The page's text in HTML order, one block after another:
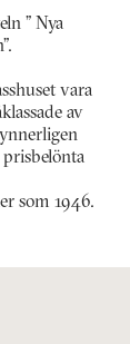
” Nya
vara
av
som 1946.